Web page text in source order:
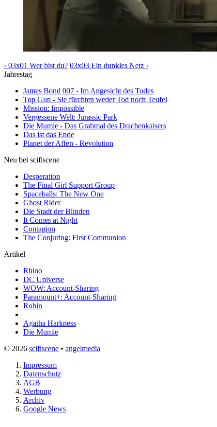
‹ 03x01 Wer bist du? 03x03 Ein dunkles Netz ›
Jahrestag
James Bond 007 - Im Angesicht des Todes
Top Gun - Sie fürchten weder Tod noch Teufel
Mission: Impossible
Vergessene Welt: Jurassic Park
Die Mumie - Das Grabmal des Drachenkaisers
Das ist das Ende
Planet der Affen - Revolution
Neu bei scifiscene
Desperation
The Final Girl Support Group
Spaceballs: The New One
Ghost Rider
Die Stadt der Blinden
It Comes at Night
Contagion
The Conjuring: First Communion
Artikel
Rhino
DC Universe
WOW: Account-Sharing
Paramount+: Account-Sharing
Robin
Agatha Harkness
Die Mumie
© 2026 scifiscene • angelmedia
Impressum
Datenschutz
AGB
Werbung
Archiv
Google News